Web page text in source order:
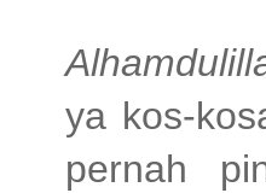
ya kos-
pernah